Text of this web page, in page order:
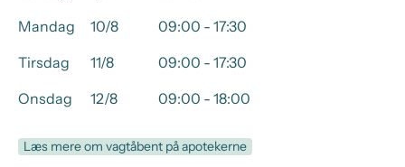
Mandag
10/8
09:00 - 17:30
Tirsdag
11/8
09:00 - 17:30
Onsdag
12/8 09:00 - 18:00
Læs mere om vagtåbent på apotekerne